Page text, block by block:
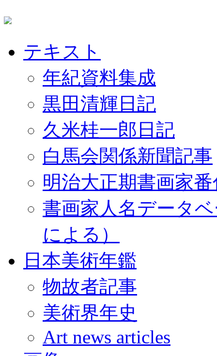
テキスト
年紀資料集成
黒田清輝日記
久米桂一郎日記
白馬会関係新聞記事
明治大正期書画家
書画家人名データ
による）
日本美術年鑑
物故者記事
美術界年史
Art news articles